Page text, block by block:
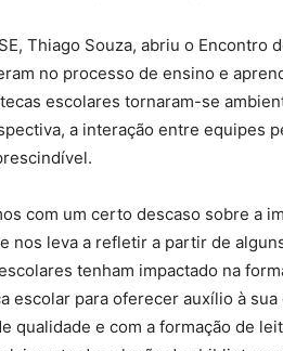
Thiago Souza, abriu o Encontro
no processo de ensino e
escolares tornaram-se
a interação entre equipes
com um certo descaso sobre a
nos leva a refletir a partir de
tenham impactado na
escolar para oferecer auxílio à
qualidade e com a formação de